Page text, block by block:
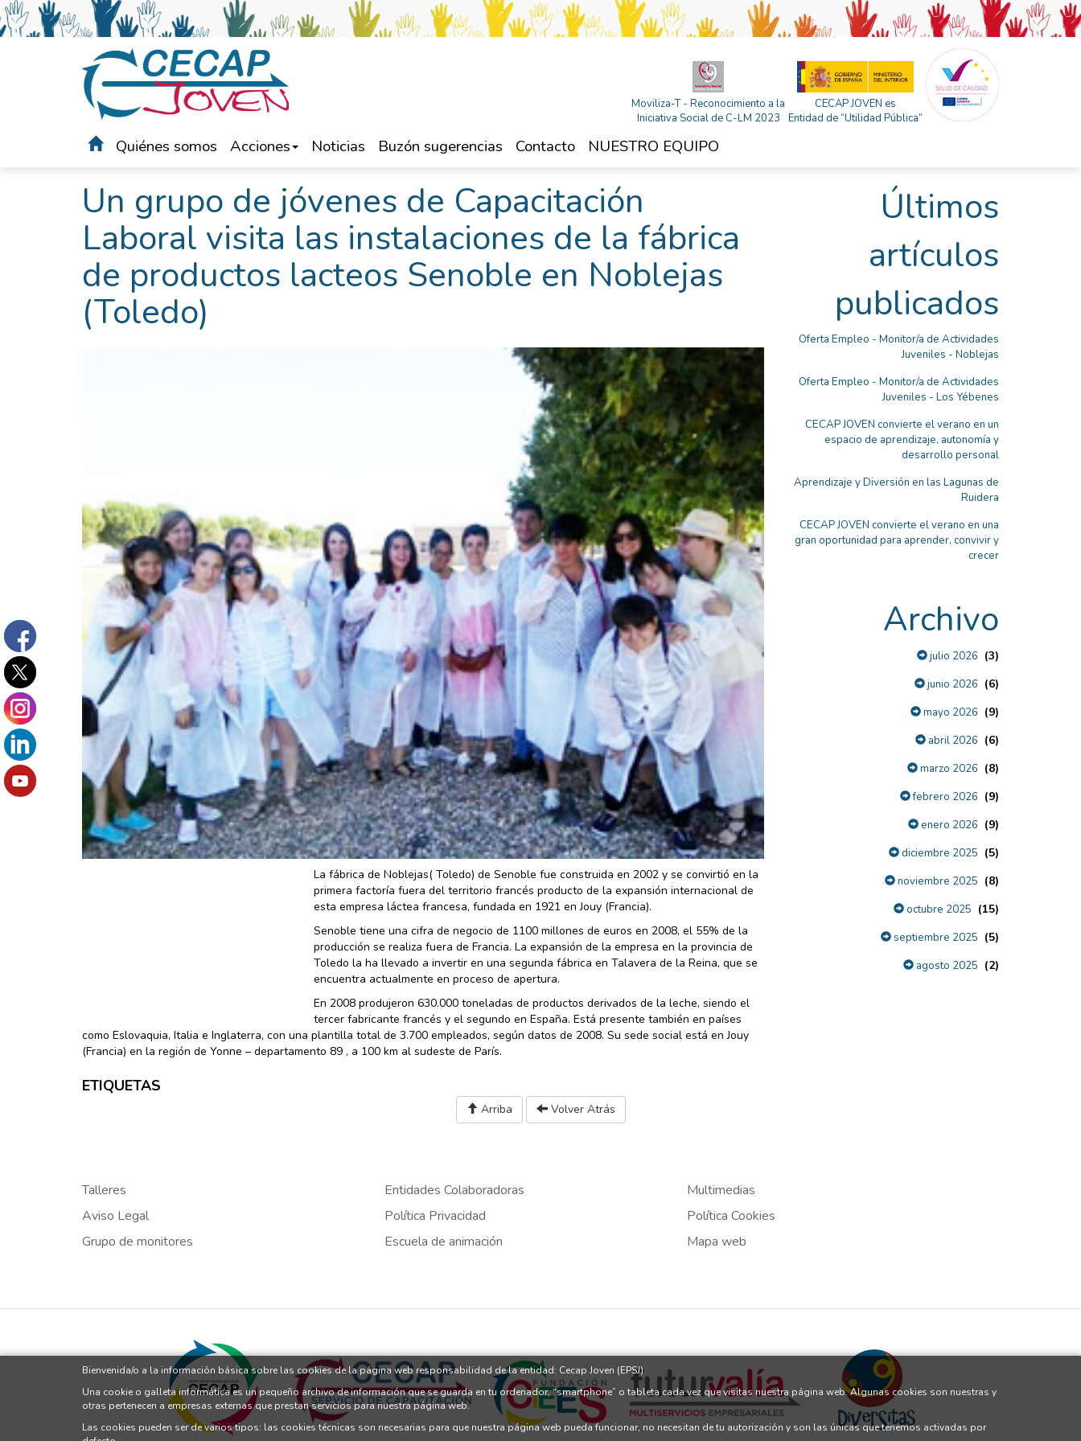
Moviliza-T - Reconocimiento a la
Iniciativa Social de C-LM 2023
CECAP JOVEN es
Entidad de “Utilidad Pública”
Quiénes somos Acciones Noticias Buzón sugerencias Contacto NUESTRO EQUIPO
Un grupo de jóvenes de Capacitación
Laboral visita las instalaciones de la fábrica
de productos lacteos Senoble en Noblejas
(Toledo)
La fábrica de Noblejas( Toledo) de Senoble fue construida en 2002 y se convirtió en la
primera factoría fuera del territorio francés producto de la expansión internacional de
esta empresa láctea francesa, fundada en 1921 en Jouy (Francia).
Senoble tiene una cifra de negocio de 1100 millones de euros en 2008, el 55% de la
producción se realiza fuera de Francia. La expansión de la empresa en la provincia de
Toledo la ha llevado a invertir en una segunda fábrica en Talavera de la Reina, que se
encuentra actualmente en proceso de apertura.
En 2008 produjeron 630.000 toneladas de productos derivados de la leche, siendo el
tercer fabricante francés y el segundo en España. Está presente también en países
como Eslovaquia, Italia e Inglaterra, con una plantilla total de 3.700 empleados, según datos de 2008. Su sede social está en Jouy
(Francia) en la región de Yonne – departamento 89 , a 100 km al sudeste de París.
Últimos
artículos
publicados
Oferta Empleo - Monitor/a de Actividades
Juveniles - Noblejas
Oferta Empleo - Monitor/a de Actividades
Juveniles - Los Yébenes
CECAP JOVEN convierte el verano en un
espacio de aprendizaje, autonomía y
desarrollo personal
Aprendizaje y Diversión en las Lagunas de
Ruidera
CECAP JOVEN convierte el verano en una
gran oportunidad para aprender, convivir y
crecer
Archivo
julio 2026 (3)
junio 2026 (6)
mayo 2026 (9)
abril 2026 (6)
marzo 2026 (8)
febrero 2026 (9)
enero 2026 (9)
diciembre 2025 (5)
noviembre 2025 (8)
octubre 2025 (15)
septiembre 2025 (5)
agosto 2025 (2)
ETIQUETAS
Arriba Volver Atrás
Talleres Entidades Colaboradoras
Multimedias
Aviso Legal
Política Privacidad
Política Cookies
Grupo de monitores
Escuela de animación Mapa web
Bienvenida/o a la información básica sobre las cookies de la página web responsabilidad de la entidad: Cecap Joven (EPSJ)
Una cookie o galleta informática es un pequeño archivo de información que se guarda en tu ordenador, “smartphone” o tableta cada vez que visitas nuestra página web. Algunas cookies son nuestras y
otras pertenecen a empresas externas que prestan servicios para nuestra página web.
Las cookies pueden ser de varios tipos: las cookies técnicas son necesarias para que nuestra página web pueda funcionar, no necesitan de tu autorización y son las únicas que tenemos activadas por